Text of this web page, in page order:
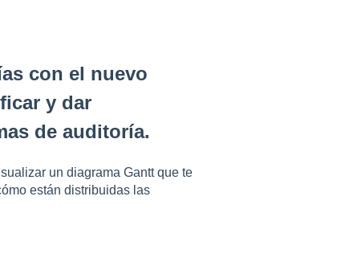
con el nuevo
y dar
de auditoría.
un diagrama Gantt que te
están distribuidas las